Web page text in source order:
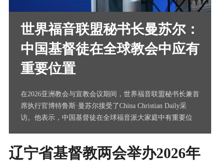
辽宁省基督教两会举办2026年
世界福音联盟秘书长曼苏尔：
中国基督徒在全球教会中应有
重要位置
在2026亚洲教会与宣教会议期间，世界福音联盟秘书长兼首
席执行官博特鲁斯·曼苏尔接受了China Christian Daily采
访。他表示，中国基督徒在全球福音派大家庭中有重要位